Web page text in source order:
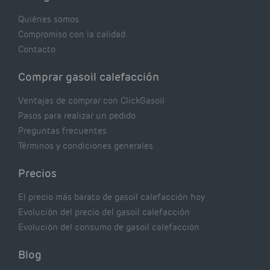
Quiénes somos
Compromiso con la calidad
Contacto
Comprar gasoil calefacción
Ventajas de comprar con ClickGasoil
Pasos para realizar un pedido
Preguntas frecuentes
Términos y condiciones generales
Precios
El precio más barato de gasoil calefacción hoy
Evolución del precio del gasoil calefacción
Evolución del consumo de gasoil calefacción
Blog